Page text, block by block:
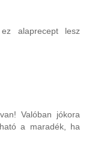
alaprecept lesz
Valóban jókora
a maradék, ha